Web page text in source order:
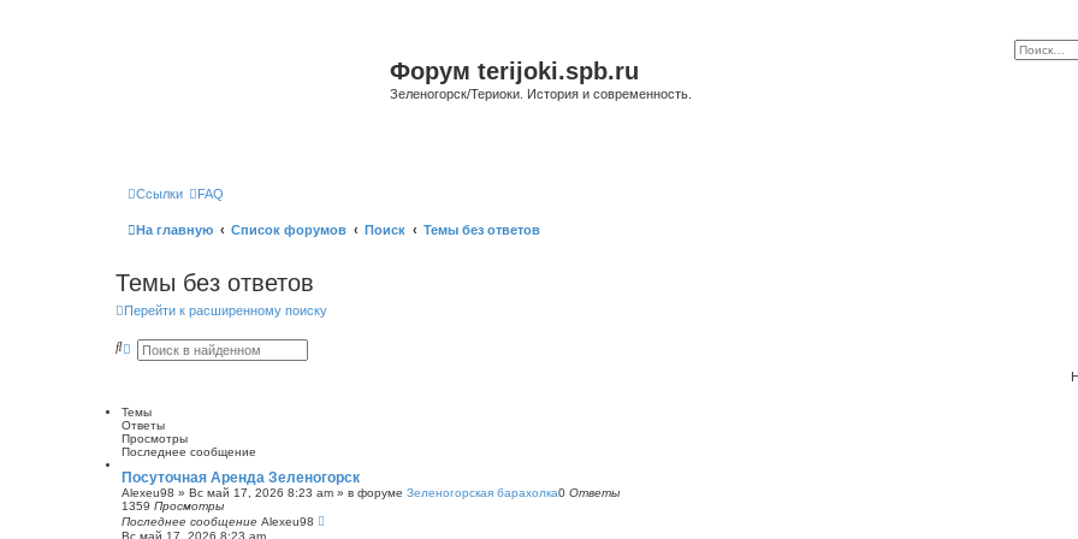
Форум terijoki.spb.ru
Зеленогорск/Териоки. История и современность.
Ссылки FAQ
На главную Список форумов Поиск Темы без ответов
Темы без ответов
Перейти к расширенному поиску
П Р
р
е
н
н
ы
й
п
о
и
Темы
Ответы
Просмотры
Последнее сообщение
Посуточная Аренда Зеленогорск
Alexeu98 » Вс май 17, 2026 8:23 am » в форуме Зеленогорская барахолка0 Ответы
1359 Просмотры
Последнее сообщение Alexeu98
Вс май 17, 2026 8:23 am